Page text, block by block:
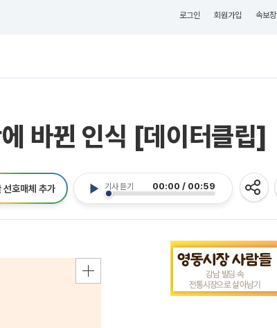
로그인 회원가입 속보창
바뀐 인식 [데이터클립]
기사 듣기 00:00 / 00:59
선호매체 추가